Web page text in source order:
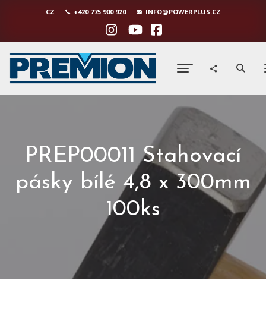
CZ +420 775 900 920 INFO@POWERPLUS.CZ
PREP00011 Stahovací
pásky bílé 4,8 x 300mm
100ks